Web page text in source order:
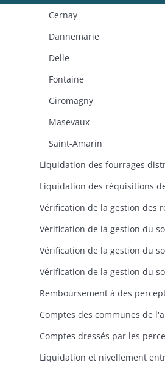
Cernay
Dannemarie
Delle
Fontaine
Giromagny
Masevaux
Saint-Amarin
Liquidation des réquisitions